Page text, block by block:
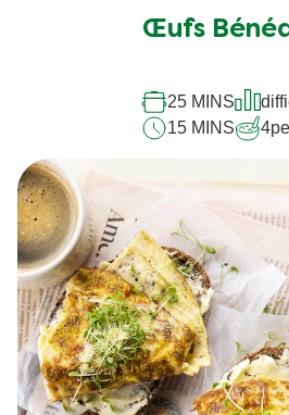
Œufs
25 MINS
15 MINS
4